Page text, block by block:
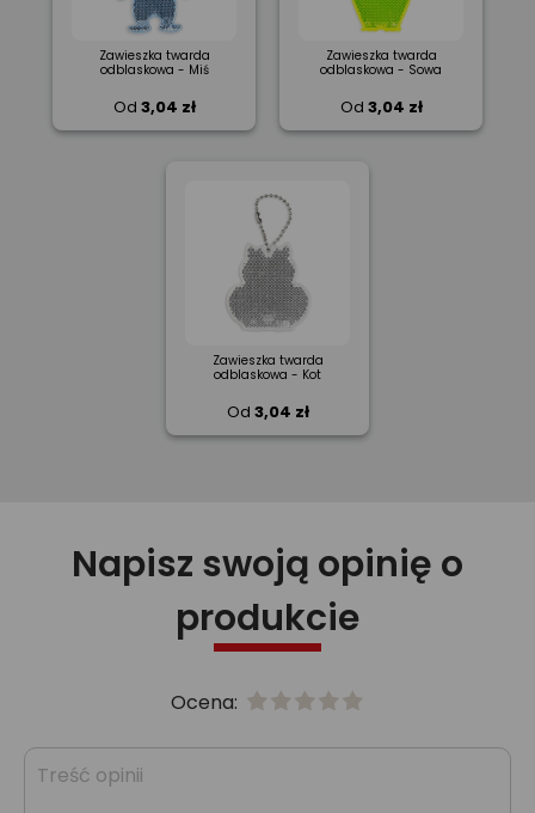
Zawieszka twarda
odblaskowa - Miś
Od 3,04 zł
Zawieszka twarda
odblaskowa - Sowa
Od 3,04 zł
Zawieszka twarda
odblaskowa - Kot
Od 3,04 zł
Napisz swoją opinię o
produkcie
Ocena: